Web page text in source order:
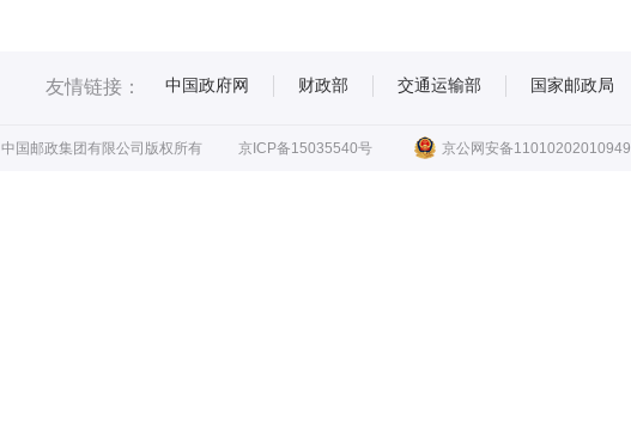
友情链接： 中国政府网 财政部 交通运输部 国家邮政局
中国邮政集团有限公司版权所有 京ICP备15035540号 京公网安备11010202010949